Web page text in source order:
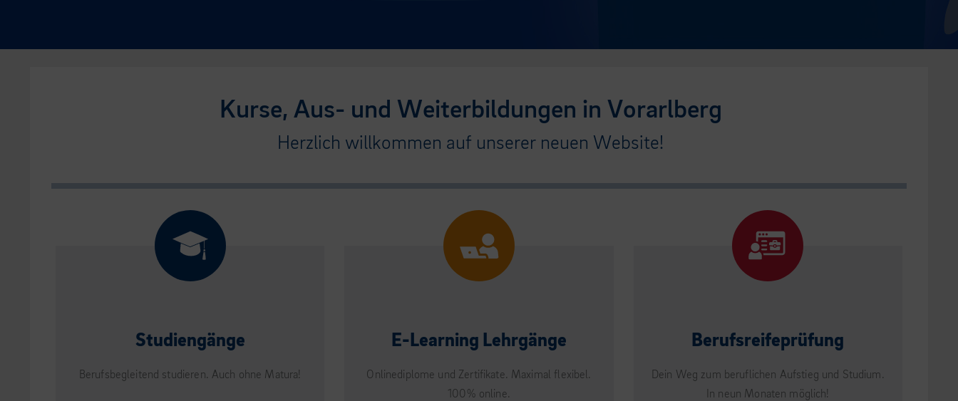
Kurse, Aus- und Weiterbildungen in Vorarlberg
Herzlich willkommen auf unserer neuen Website!
Studiengänge
Berufsbegleitend studieren. Auch ohne Matura!
E-Learning Lehrgänge
Onlinediplome und Zertifikate. Maximal flexibel.
100% online.
Berufsreifeprüfung
Dein Weg zum beruflichen Aufstieg und Studium.
In neun Monaten möglich!